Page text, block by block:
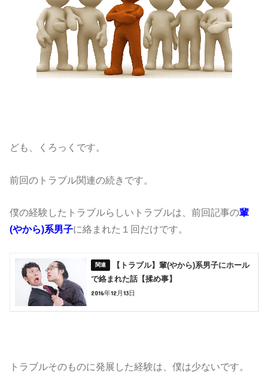
ども、くろっくです。
前回のトラブル関連の続きです。
僕の経験したトラブルらしいトラブルは、前回記事の輩
(やから)系男子に絡まれた１回だけです。
【トラブル】輩(やから)系男子にホール
で絡まれた話【揉め事】
2016年12月13日
トラブルそのものに発展した経験は、僕は少ないです。